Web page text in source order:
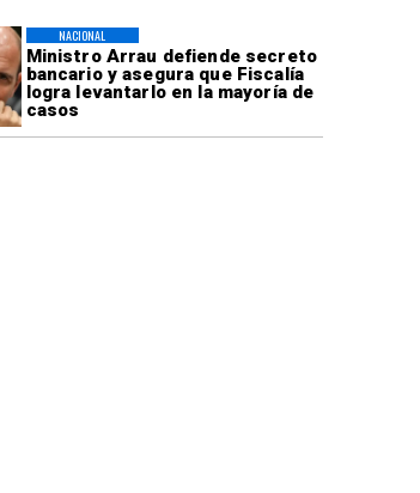
Ministro Arrau defiende secreto
bancario y asegura que Fiscalía
logra levantarlo en la mayoría de
casos
NACIONAL